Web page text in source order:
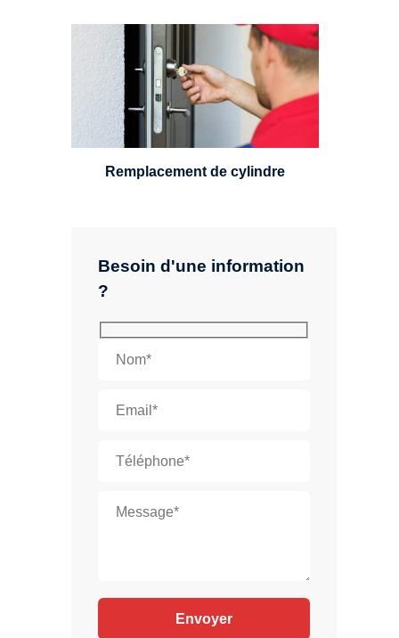
Besoin d'une information
?
Un serrurier sera en mesure de
choisir et remplacer un cylindre
standard, à 5 leviers ou à 3
leviers, Mul-T-Lock ou encore
multipoints.
Remplacement de cylindre